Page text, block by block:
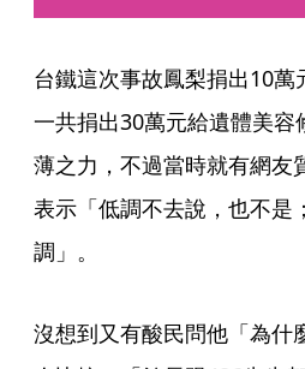
台鐵這次事故鳳梨捐出10萬
一共捐出30萬元給遺體美容
薄之力，不過當時就有網友
表示「低調不去說，也不是
調」。
沒想到又有酸民問他「為什